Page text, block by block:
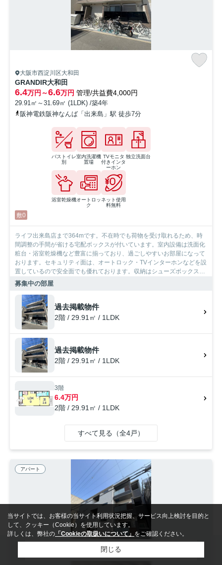
大阪市西淀川区大和田
GRANDIR大和田
6.4万円～6.6万円 管理/共益費4,000円
29.91㎡～31.69㎡ (1LDK) /築4年
阪神電鉄阪神なんば「出来島」駅 徒歩7分
バストイレ
別
室内洗濯機
置場
TVモニタ
付きインタ
ーホン
独立洗面台
浴室乾燥機オートロッ
ク
ネット使用
料無料
敷0
ライフ出来島店まで364mです。不在時でも荷物を受け取れるため、時
間調整の手間が省ける宅配ボックスが付いています。室内設備は洗面化
粧台・浴室乾燥機など豊富に揃っており、過ごしやすいお部屋になって
おります。セキュリティ面は、オートロック・TVインターホンなどを設
置しているので安全面でも優れております。収納はシューズボックス・
クロゼットなどが備え付けられているので、衣類や日用品の収納に重宝
SumoSumoお問い合わせ窓口にご連絡ください。設備が充実したお住ま
いの情報をご提供いたします。
募集中の部屋
過去掲載物件
2階 / 29.91㎡ / 1LDK
過去掲載物件
2階 / 29.91㎡ / 1LDK
3階
6.4万円
2階 / 29.91㎡ / 1LDK
すべて見る（全4戸）
アパート
検索条件を変更
当サイトでは、お客様の当サイト利用状況把握、サービス向上検討を目的と
して、クッキー（Cookie）を使用しています。
詳しくは、弊社の 「Cookieの取扱いについて」 をご確認ください。
閉じる